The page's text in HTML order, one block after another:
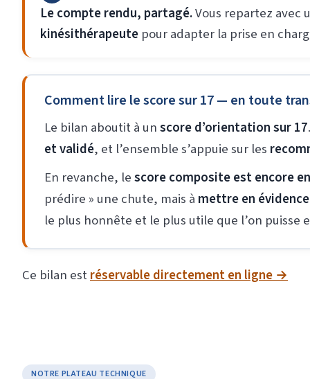
Le compte rendu, partagé.Vous repartez avec
kinésithérapeute pour adapter la prise en
Comment lire le score sur 17 — en toute
Le bilan aboutit à unscore d’orientation sur 17
et validé, et l’ensemble s’appuie sur les
En revanche, lescore composite est encore
prédire » une chute, mais à mettre en
le plus honnête et le plus utile que l’on puisse
Ce bilan estréservable directement en ligne →
NOTRE PLATEAU TECHNIQUE